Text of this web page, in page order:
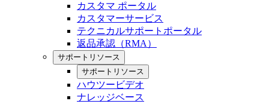
カスタマ ポータル
カスタマーサービス
テクニカルサポートポータル
返品承認（RMA）
サポートリソース
サポートリソース
ハウツービデオ
ナレッジベース